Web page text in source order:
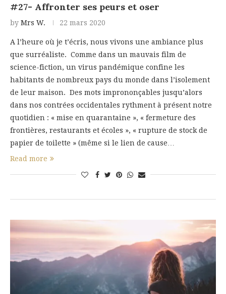
#27- Affronter ses peurs et oser
by Mrs W. 22 mars 2020
A l’heure où je t’écris, nous vivons une ambiance plus
que surréaliste. Comme dans un mauvais film de
science-fiction, un virus pandémique confine les
habitants de nombreux pays du monde dans l’isolement
de leur maison. Des mots imprononçables jusqu’alors
dans nos contrées occidentales rythment à présent notre
quotidien : « mise en quarantaine », « fermeture des
frontières, restaurants et écoles », « rupture de stock de
papier de toilette » (même si le lien de cause…
Read more